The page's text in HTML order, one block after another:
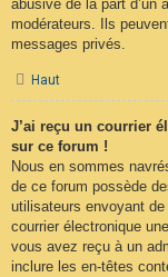
abusive de la part d’un
modérateurs. Ils
messages privés.
Haut
J’ai reçu un courrier
sur ce forum !
Nous en sommes
de ce forum possède
utilisateurs envoyant
courrier électronique
vous avez reçu à un
inclure les en-têtes